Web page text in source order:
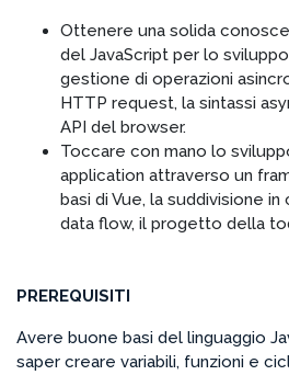
Ottenere una solida
del JavaScript per lo
gestione di operazioni
HTTP request, la sintassi
API del browser.
Toccare con mano lo
application attraverso un
basi di Vue, la suddivisione in
data flow, il progetto della
PREREQUISITI
Avere buone basi del linguaggio
saper creare variabili, funzioni e